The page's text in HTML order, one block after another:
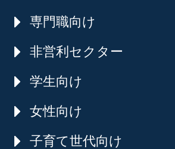
専門職向け
非営利セクター
学生向け
女性向け
子育て世代向け